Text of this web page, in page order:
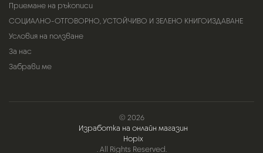
Приемане на ръкописи
СОЦИАЛНО-ОТГОВОРНО, УСТОЙЧИВО И ЗЕЛЕНО КНИГОИЗДАВАНЕ
Условия на ползване
За нас
Забрави ме
© 2026
Изработка на онлайн магазин
Hopix
. All Rights Reserved.